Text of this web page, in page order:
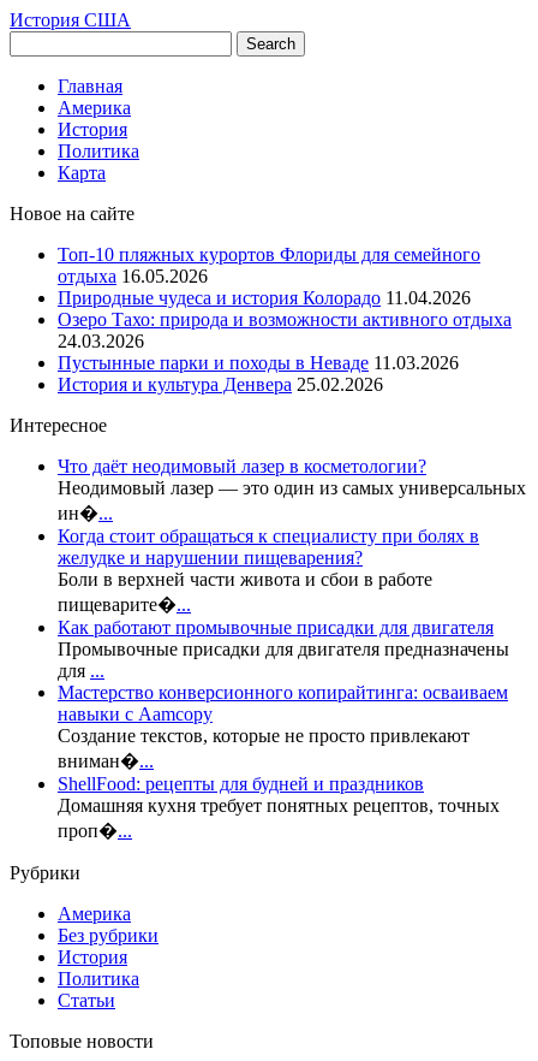
История США
Главная
Америка
История
Политика
Карта
Новое на сайте
Топ-10 пляжных курортов Флориды для семейного
отдыха 16.05.2026
Природные чудеса и история Колорадо 11.04.2026
Озеро Тахо: природа и возможности активного отдыха
24.03.2026
Пустынные парки и походы в Неваде 11.03.2026
История и культура Денвера 25.02.2026
Интересное
Что даёт неодимовый лазер в косметологии?
Неодимовый лазер — это один из самых универсальных
ин�...
Когда стоит обращаться к специалисту при болях в
желудке и нарушении пищеварения?
Боли в верхней части живота и сбои в работе
пищеварите�...
Как работают промывочные присадки для двигателя
Промывочные присадки для двигателя предназначены
для ...
Мастерство конверсионного копирайтинга: осваиваем
навыки с Aamcopy
Создание текстов, которые не просто привлекают
вниман�...
ShellFood: рецепты для будней и праздников
Домашняя кухня требует понятных рецептов, точных
проп�...
Рубрики
Америка
Без рубрики
История
Политика
Статьи
Топовые новости